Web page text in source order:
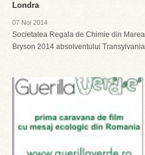
Londra
07 Noi 2014
Societatea Regala de Chimie din
Bryson 2014 absolventului